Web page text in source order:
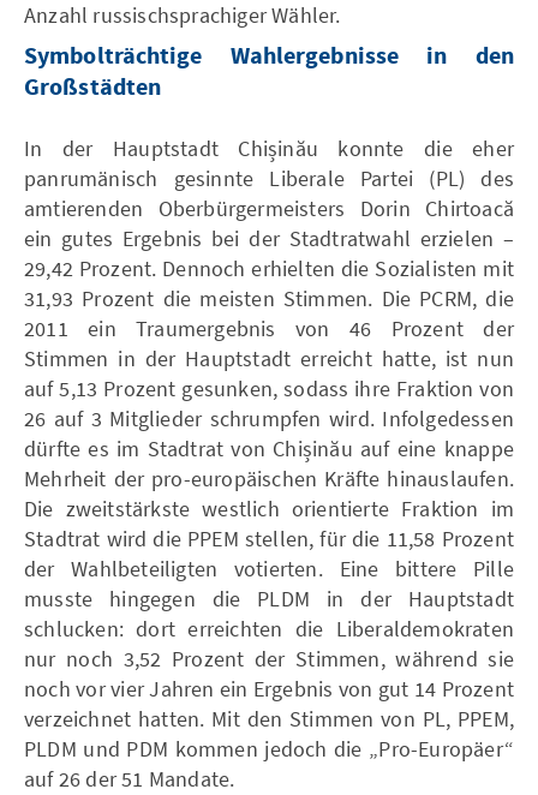
Anzahl russischsprachiger Wähler.
Symbolträchtige Wahlergebnisse in den
Großstädten
In der Hauptstadt Chișinău konnte die eher
panrumänisch gesinnte Liberale Partei (PL) des
amtierenden Oberbürgermeisters Dorin Chirtoacă
ein gutes Ergebnis bei der Stadtratwahl erzielen –
29,42 Prozent. Dennoch erhielten die Sozialisten mit
31,93 Prozent die meisten Stimmen. Die PCRM, die
2011 ein Traumergebnis von 46 Prozent der
Stimmen in der Hauptstadt erreicht hatte, ist nun
auf 5,13 Prozent gesunken, sodass ihre Fraktion von
26 auf 3 Mitglieder schrumpfen wird. Infolgedessen
dürfte es im Stadtrat von Chișinău auf eine knappe
Mehrheit der pro-europäischen Kräfte hinauslaufen.
Die zweitstärkste westlich orientierte Fraktion im
Stadtrat wird die PPEM stellen, für die 11,58 Prozent
der Wahlbeteiligten votierten. Eine bittere Pille
musste hingegen die PLDM in der Hauptstadt
schlucken: dort erreichten die Liberaldemokraten
nur noch 3,52 Prozent der Stimmen, während sie
noch vor vier Jahren ein Ergebnis von gut 14 Prozent
verzeichnet hatten. Mit den Stimmen von PL, PPEM,
PLDM und PDM kommen jedoch die „Pro-Europäer“
auf 26 der 51 Mandate.